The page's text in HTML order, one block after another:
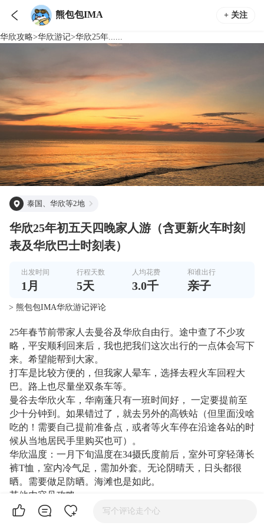
 熊包包IMA + 关注
华欣攻略>华欣游记>华欣25年......
泰国、华欣等2地
华欣25年初五天四晚家人游（含更新火车时刻
表及华欣巴士时刻表）
出发时间
1 月
行程天数
5天
人均花费
3.0千
和谁出行
亲子
> 熊包包IMA华欣游记评论
25年春节前带家人去曼谷及华欣自由行。途中查了不少攻
略，平安顺利回来后，我也把我们这次出行的一点体会写下
来。希望能帮到大家。
打车是比较方便的，但我家人晕车，选择去程火车回程大
巴。路上也尽量坐双条车等。
曼谷去华欣火车，华南蓬只有一班时间好， 一定要提前至
少十分钟到。如果错过了，就去另外的高铁站（但里面没啥
吃的！需要自己提前准备点，或者等火车停在沿途各站的时
候从当地居民手里购买也可）。
华欣温度：一月下旬温度在34摄氏度前后，室外可穿轻薄长
裤T恤，室内冷气足，需加外套。无论阴晴天，日头都很
晒。需要做足防晒。海滩也是如此。
其他内容见攻略。
（提示，去华欣多少有点打卡性质，所以写了一点点我推的
写个评论走个心